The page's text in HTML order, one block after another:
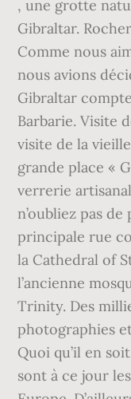
, une grotte
Gibraltar.
Comme nous
nous avions
Gibraltar
Barbarie. Visite
visite de la
grande place «
verrerie
n’oubliez pas
principale rue
la Cathedral of
l’ancienne
Trinity. Des
photographies
Quoi qu’il en
sont à ce jour